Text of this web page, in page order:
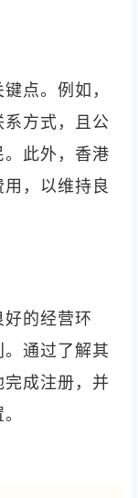
点。例如，
方式，且公
此外，香港
，以维持良
的经营环
通过了解其
成注册，并